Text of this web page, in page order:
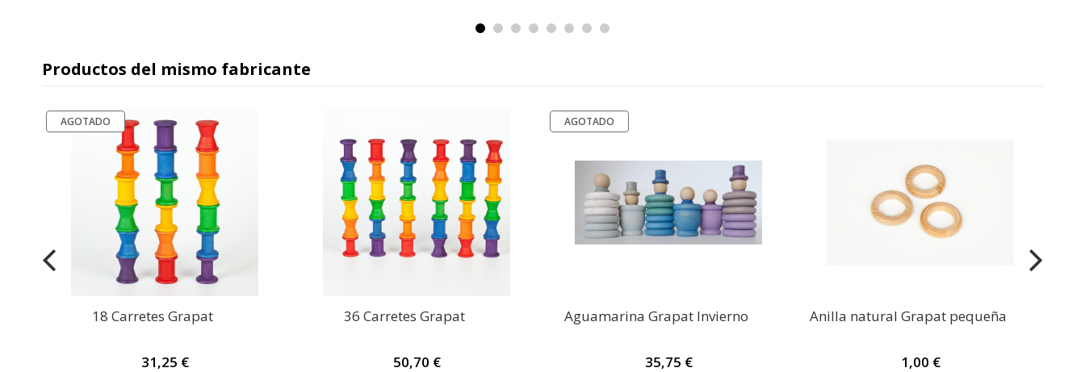
Productos del mismo fabricante
AGOTADO
18 Carretes Grapat
31,25 €
36 Carretes Grapat
50,70 €
AGOTADO
Aguamarina Grapat Invierno
35,75 €
Anilla natural Grapat pequeña
1,00 €